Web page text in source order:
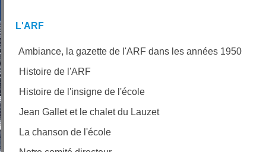
L'ARF
Ambiance, la gazette de l'ARF dans les années 1950
Histoire de l'ARF
Histoire de l'insigne de l'école
Jean Gallet et le chalet du Lauzet
La chanson de l'école